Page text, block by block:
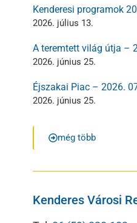
Kenderesi programok
2026. július 13.
A teremtett világ útja –
2026. június 25.
Éjszakai Piac – 2026.
2026. június 25.
még több
Kenderes Városi